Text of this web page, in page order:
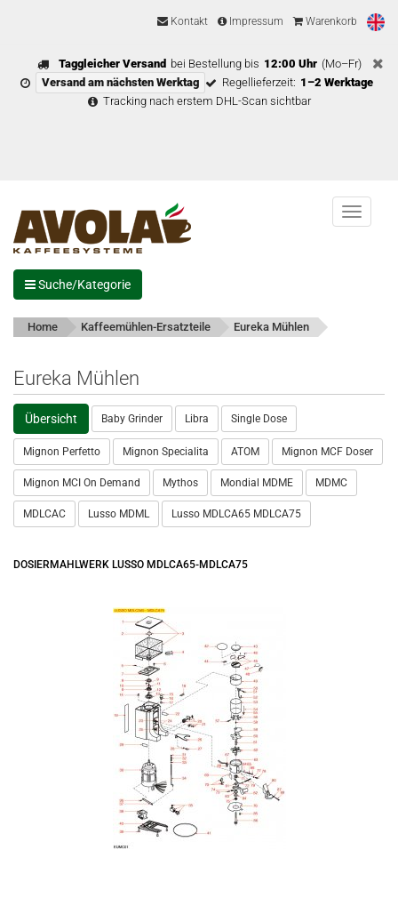
Kontakt Impressum Warenkorb
Taggleicher Versand bei Bestellung bis 12:00 Uhr (Mo–Fr)
Versand am nächsten Werktag
Regellieferzeit: 1–2 Werktage
Tracking nach erstem DHL-Scan sichtbar
Menu
Suche/Kategorie
Home Kaffeemühlen-Ersatzteile Eureka Mühlen
Eureka Mühlen
Übersicht Baby Grinder Libra Single Dose
Mignon Perfetto Mignon Specialita ATOM Mignon MCF Doser
Mignon MCI On Demand Mythos Mondial MDME MDMC
MDLCAC Lusso MDML Lusso MDLCA65 MDLCA75
DOSIERMAHLWERK LUSSO MDLCA65-MDLCA75